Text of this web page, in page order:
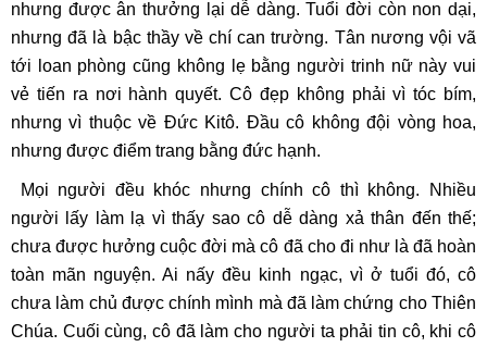
nhưng được ân thưởng lại dễ dàng. Tuổi đời còn non dại,
nhưng đã là bậc thầy về chí can trường. Tân nương vội vã
tới loan phòng cũng không lẹ bằng người trinh nữ này vui
vẻ tiến ra nơi hành quyết. Cô đẹp không phải vì tóc bím,
nhưng vì thuộc về Đức Kitô. Đầu cô không đội vòng hoa,
nhưng được điểm trang bằng đức hạnh.
Mọi người đều khóc nhưng chính cô thì không. Nhiều
người lấy làm lạ vì thấy sao cô dễ dàng xả thân đến thế;
chưa được hưởng cuộc đời mà cô đã cho đi như là đã hoàn
toàn mãn nguyện. Ai nấy đều kinh ngạc, vì ở tuổi đó, cô
chưa làm chủ được chính mình mà đã làm chứng cho Thiên
Chúa. Cuối cùng, cô đã làm cho người ta phải tin cô, khi cô